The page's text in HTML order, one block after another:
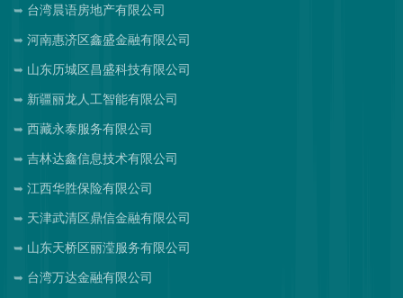
台湾晨语房地产有限公司
河南惠济区鑫盛金融有限公司
山东历城区昌盛科技有限公司
新疆丽龙人工智能有限公司
西藏永泰服务有限公司
吉林达鑫信息技术有限公司
江西华胜保险有限公司
天津武清区鼎信金融有限公司
山东天桥区丽滢服务有限公司
台湾万达金融有限公司